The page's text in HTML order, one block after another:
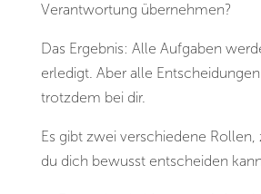
Verantwortung übernehmen?
Das Ergebnis: Alle Aufgaben
erledigt. Aber alle
trotzdem bei dir.
Es gibt zwei verschiedene
du dich bewusst entscheiden